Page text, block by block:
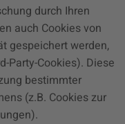
durch Ihren
auch Cookies von
gespeichert werden,
Party-Cookies). Diese
bestimmter
(z.B. Cookies zur